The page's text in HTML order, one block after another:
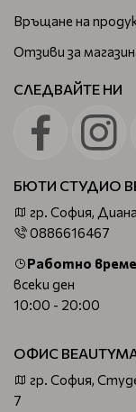
Връщане на
Отзиви за
СЛЕДВАЙТЕ НИ
БЮТИ СТУДИО
гр. София,
0886616467
Работно време
всеки ден
10:00 - 20:00
ОФИС
гр. София,
7